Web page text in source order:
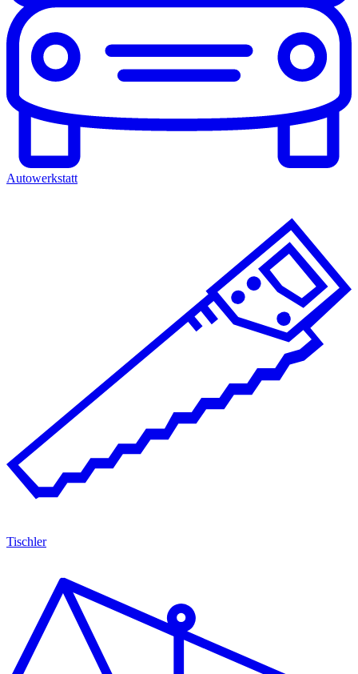
Autowerkstatt
Tischler